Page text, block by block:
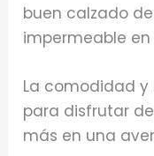
buen calzado
impermeable
La comodidad
para disfrutar
más en una